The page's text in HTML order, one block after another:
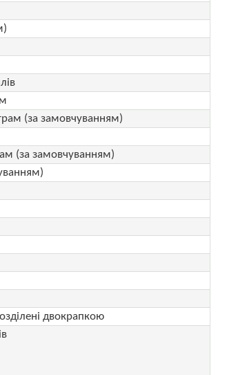
(за замовчуванням)
(за замовчуванням)
двокрапкою